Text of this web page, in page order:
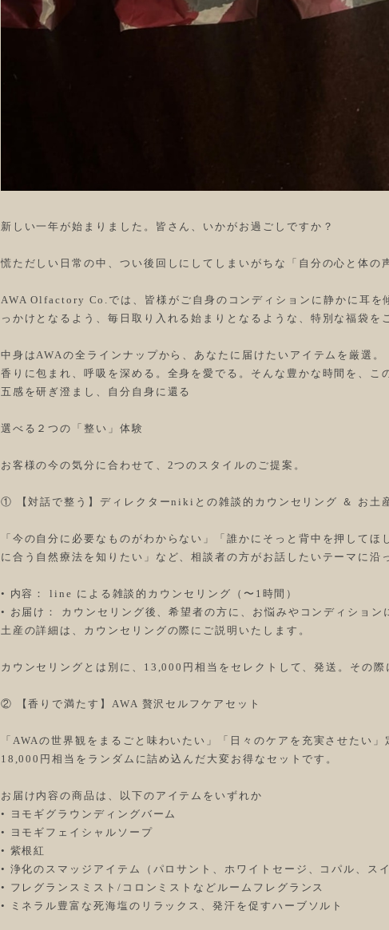
新しい一年が始まりました。皆さん、いかがお過ごしですか？
慌ただしい日常の中、つい後回しにしてしまいがちな「自分の心と体の
AWA Olfactory Co.では、皆様がご自身のコンディションに静かに耳を
っかけとなるよう、毎日取り入れる始まりとなるような、特別な福袋を
中身はAWAの全ラインナップから、あなたに届けたいアイテムを厳選。
香りに包まれ、呼吸を深める。全身を愛でる。そんな豊かな時間を、こ
五感を研ぎ澄まし、自分自身に還る
選べる２つの「整い」体験
お客様の今の気分に合わせて、2つのスタイルのご提案。
① 【対話で整う】ディレクターnikiとの雑談的カウンセリング ＆ お土
「今の自分に必要なものがわからない」「誰かにそっと背中を押して
に合う自然療法を知りたい」など、相談者の方がお話したいテーマに沿
• 内容： line による雑談的カウンセリング（〜1時間）
• お届け： カウンセリング後、希望者の方に、お悩みやコンディショ
土産の詳細は、カウンセリングの際にご説明いたします。
カウンセリングとは別に、13,000円相当をセレクトして、発送。その
② 【香りで満たす】AWA 贅沢セルフケアセット
「AWAの世界観をまるごと味わいたい」「日々のケアを充実させたい
18,000円相当をランダムに詰め込んだ大変お得なセットです。
お届け内容の商品は、以下のアイテムをいずれか
• ヨモギグラウンディングバーム
• ヨモギフェイシャルソープ
• 紫根紅
• 浄化のスマッジアイテム（パロサント、ホワイトセージ、コパル、ス
• フレグランスミスト/コロンミストなどルームフレグランス
• ミネラル豊富な死海塩のリラックス、発汗を促すハーブソルト